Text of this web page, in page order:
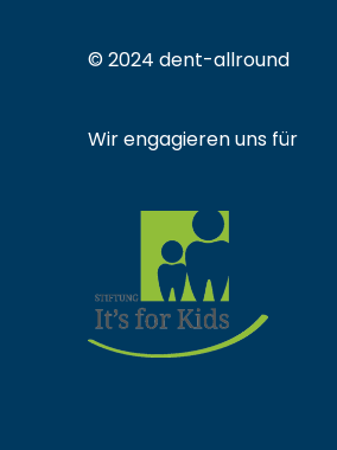
© 2024 dent-allround
Wir engagieren uns für